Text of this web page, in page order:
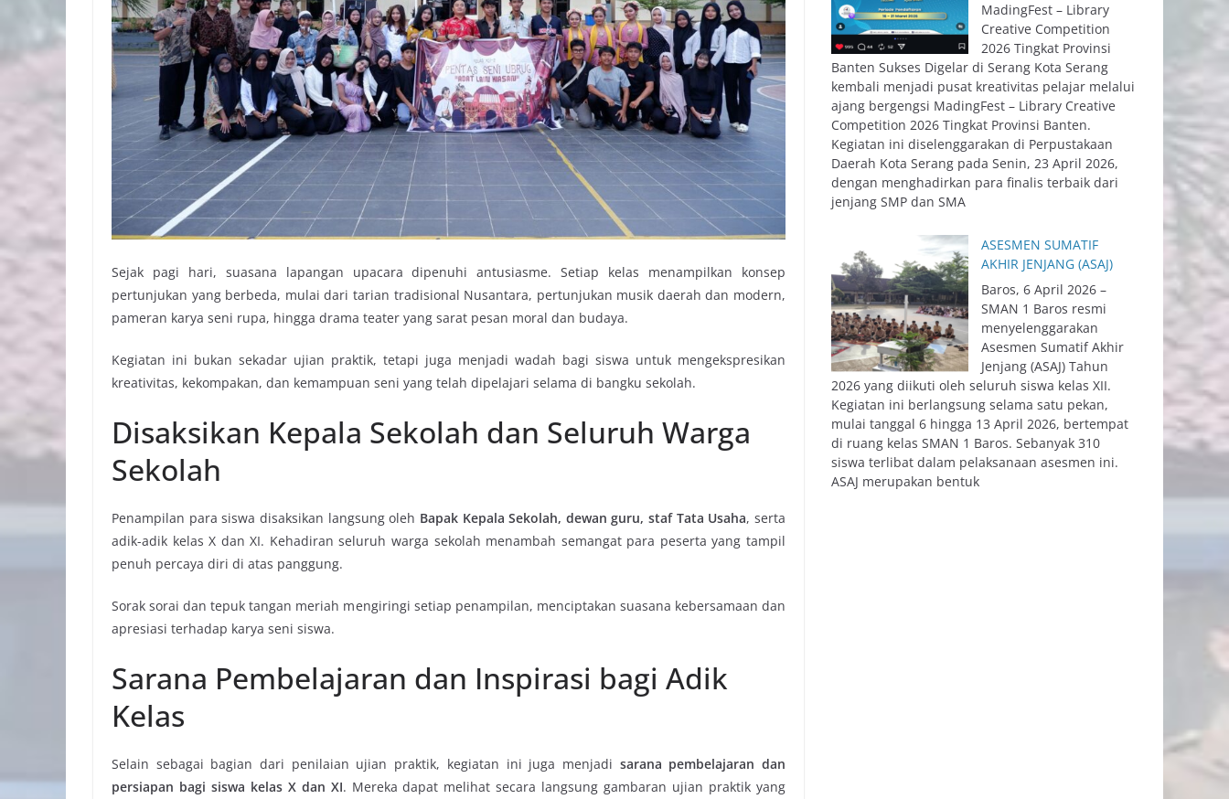
Sejak pagi hari, suasana lapangan upacara dipenuhi antusiasme. Setiap kelas menampilkan konsep
pertunjukan yang berbeda, mulai dari tarian tradisional Nusantara, pertunjukan musik daerah dan modern,
pameran karya seni rupa, hingga drama teater yang sarat pesan moral dan budaya.
Kegiatan ini bukan sekadar ujian praktik, tetapi juga menjadi wadah bagi siswa untuk mengekspresikan
kreativitas, kekompakan, dan kemampuan seni yang telah dipelajari selama di bangku sekolah.
Disaksikan Kepala Sekolah dan Seluruh Warga
Sekolah
Penampilan para siswa disaksikan langsung oleh Bapak Kepala Sekolah, dewan guru, staf Tata Usaha, serta
adik-adik kelas X dan XI. Kehadiran seluruh warga sekolah menambah semangat para peserta yang tampil
penuh percaya diri di atas panggung.
Sorak sorai dan tepuk tangan meriah mengiringi setiap penampilan, menciptakan suasana kebersamaan dan
apresiasi terhadap karya seni siswa.
Sarana Pembelajaran dan Inspirasi bagi Adik
Kelas
Selain sebagai bagian dari penilaian ujian praktik, kegiatan ini juga menjadi sarana pembelajaran dan
persiapan bagi siswa kelas X dan XI. Mereka dapat melihat secara langsung gambaran ujian praktik yang
MadingFest – Library
Creative Competition
2026 Tingkat Provinsi
Banten Sukses Digelar di Serang Kota Serang
kembali menjadi pusat kreativitas pelajar melalui
ajang bergengsi MadingFest – Library Creative
Competition 2026 Tingkat Provinsi Banten.
Kegiatan ini diselenggarakan di Perpustakaan
Daerah Kota Serang pada Senin, 23 April 2026,
dengan menghadirkan para finalis terbaik dari
jenjang SMP dan SMA
ASESMEN SUMATIF
AKHIR JENJANG (ASAJ)
Baros, 6 April 2026 –
SMAN 1 Baros resmi
menyelenggarakan
Asesmen Sumatif Akhir
Jenjang (ASAJ) Tahun
2026 yang diikuti oleh seluruh siswa kelas XII.
Kegiatan ini berlangsung selama satu pekan,
mulai tanggal 6 hingga 13 April 2026, bertempat
di ruang kelas SMAN 1 Baros. Sebanyak 310
siswa terlibat dalam pelaksanaan asesmen ini.
ASAJ merupakan bentuk